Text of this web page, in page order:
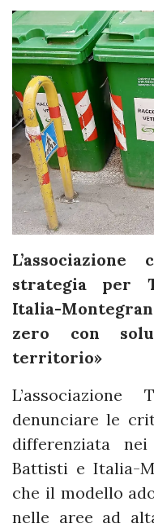
strategia per
Italia-
zero con
territorio»
denunciare le
differenziata
Battisti e Italia-
che il modello
nelle aree ad